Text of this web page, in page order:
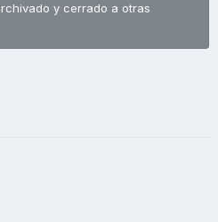
y cerrado a otras